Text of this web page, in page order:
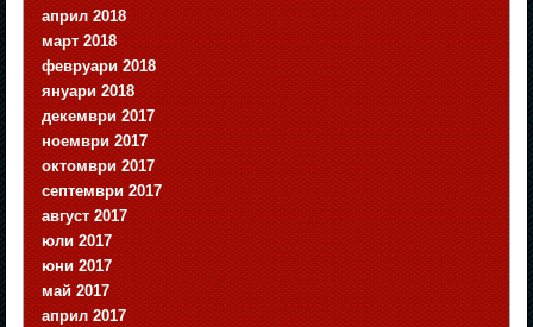
април 2018
март 2018
февруари 2018
януари 2018
декември 2017
ноември 2017
октомври 2017
септември 2017
август 2017
юли 2017
юни 2017
май 2017
април 2017